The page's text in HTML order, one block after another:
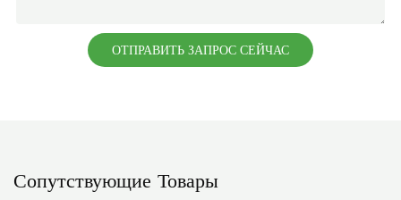
ОТПРАВИТЬ ЗАПРОС СЕЙЧАС
Сопутствующие Товары